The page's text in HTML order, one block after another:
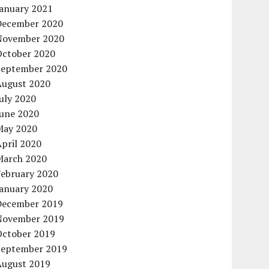
2021
2020
2020
2020
2020
2020
2020
2020
2020
2020
2020
2020
2020
2019
2019
2019
2019
2019